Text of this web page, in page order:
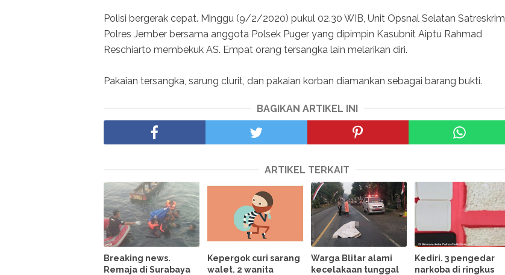
Polisi bergerak cepat. Minggu (9/2/2020) pukul 02.30 WIB, Unit Opsnal Selatan Satreskrim
Polres Jember bersama anggota Polsek Puger yang dipimpin Kasubnit Aiptu Rahmad
Reschiarto membekuk AS. Empat orang tersangka lain melarikan diri.
Pakaian tersangka, sarung clurit, dan pakaian korban diamankan sebagai barang bukti.
BAGIKAN ARTIKEL INI
ARTIKEL TERKAIT
Breaking news.
Remaja di Surabaya
Kepergok curi sarang
walet. 2 wanita
Warga Blitar alami
kecelakaan tunggal
Kediri. 3 pengedar
narkoba di ringkus